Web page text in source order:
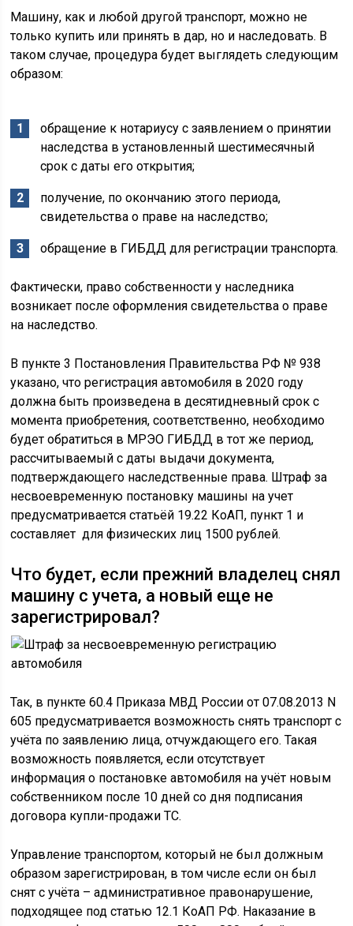
Машину, как и любой другой транспорт, можно не
только купить или принять в дар, но и наследовать. В
таком случае, процедура будет выглядеть следующим
образом:
обращение к нотариусу с заявлением о принятии
наследства в установленный шестимесячный
срок с даты его открытия;
получение, по окончанию этого периода,
свидетельства о праве на наследство;
обращение в ГИБДД для регистрации транспорта.
Фактически, право собственности у наследника
возникает после оформления свидетельства о праве
на наследство.
В пункте 3 Постановления Правительства РФ № 938
указано, что регистрация автомобиля в 2020 году
должна быть произведена в десятидневный срок с
момента приобретения, соответственно, необходимо
будет обратиться в МРЭО ГИБДД в тот же период,
рассчитываемый с даты выдачи документа,
подтверждающего наследственные права. Штраф за
несвоевременную постановку машины на учет
предусматривается статьёй 19.22 КоАП, пункт 1 и
составляет для физических лиц 1500 рублей.
Что будет, если прежний владелец снял
машину с учета, а новый еще не
зарегистрировал?
Так, в пункте 60.4 Приказа МВД России от 07.08.2013 N
605 предусматривается возможность снять транспорт с
учёта по заявлению лица, отчуждающего его. Такая
возможность появляется, если отсутствует
информация о постановке автомобиля на учёт новым
собственником после 10 дней со дня подписания
договора купли-продажи ТС.
Управление транспортом, который не был должным
образом зарегистрирован, в том числе если он был
снят с учёта – административное правонарушение,
подходящее под статью 12.1 КоАП РФ. Наказание в